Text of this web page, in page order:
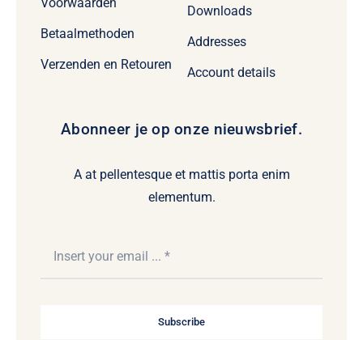
Voorwaarden
Betaalmethoden
Verzenden en Retouren
Downloads
Addresses
Account details
Abonneer je op onze nieuwsbrief.
A at pellentesque et mattis porta enim
elementum.
Subscribe